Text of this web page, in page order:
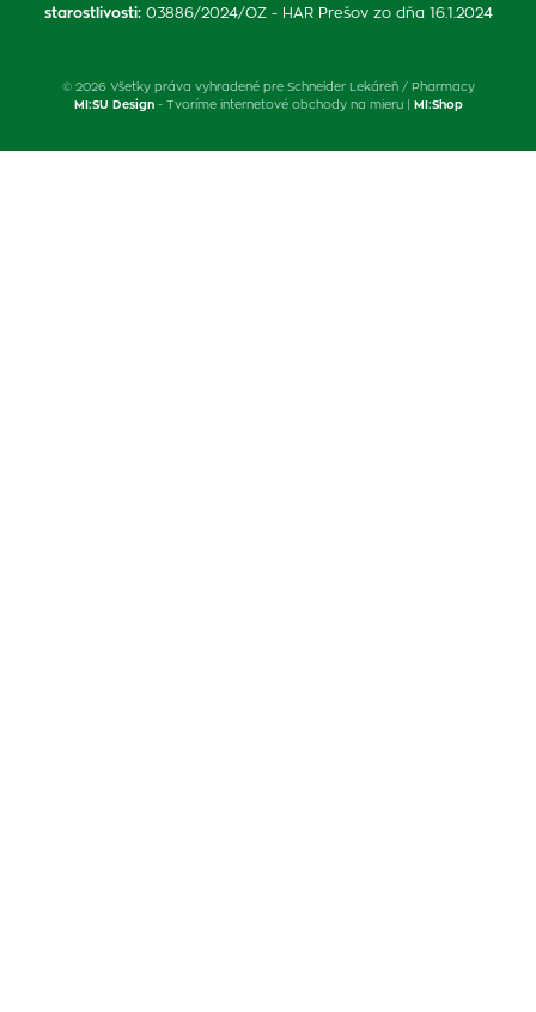
starostlivosti: 03886/2024/OZ - HAR Prešov zo dňa 16.1.2024
© 2026 Všetky práva vyhradené pre Schneider Lekáreň / Pharmacy
MI:SU Design- Tvoríme internetové obchody na mieru | MI:Shop